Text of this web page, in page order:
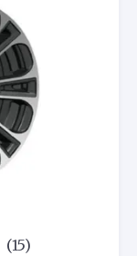
(15)